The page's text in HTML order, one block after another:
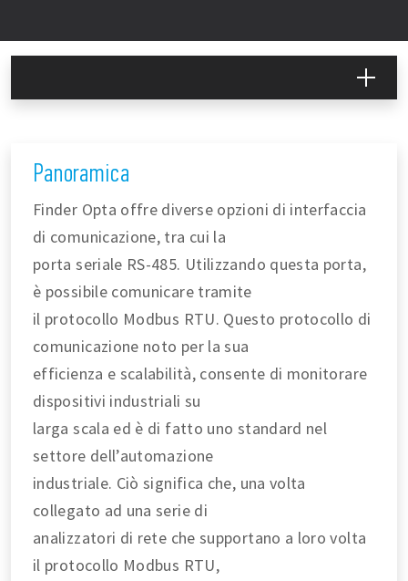
Panoramica
Finder Opta offre diverse opzioni di interfaccia
di comunicazione, tra cui la
porta seriale RS-485. Utilizzando questa porta,
è possibile comunicare tramite
il protocollo Modbus RTU. Questo protocollo di
comunicazione noto per la sua
efficienza e scalabilità, consente di monitorare
dispositivi industriali su
larga scala ed è di fatto uno standard nel
settore dell’automazione
industriale. Ciò significa che, una volta
collegato ad una serie di
analizzatori di rete che supportano a loro volta
il protocollo Modbus RTU,